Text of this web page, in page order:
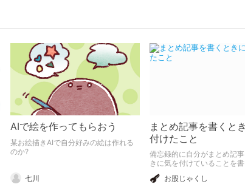
AIで絵を作ってもらおう
某お絵描きAIで自分好みの絵は作れる
のか?
七川
まとめ記事を書くと
付けたこと
備忘録的に自分がまとめ記事
きに気を付けていることを
いきます。 どうせ誰も見て
き放題書けるぞ！
お股じゃくし